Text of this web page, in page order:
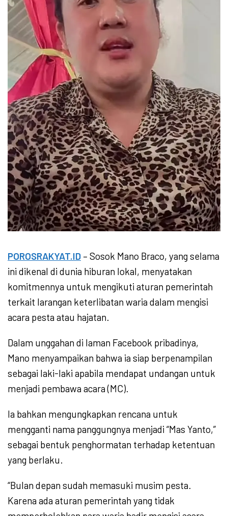
POROSRAKYAT.ID – Sosok Mano Braco, yang selama
ini dikenal di dunia hiburan lokal, menyatakan
komitmennya untuk mengikuti aturan pemerintah
terkait larangan keterlibatan waria dalam mengisi
acara pesta atau hajatan.
Dalam unggahan di laman Facebook pribadinya,
Mano menyampaikan bahwa ia siap berpenampilan
sebagai laki-laki apabila mendapat undangan untuk
menjadi pembawa acara (MC).
Ia bahkan mengungkapkan rencana untuk
mengganti nama panggungnya menjadi “Mas Yanto,”
sebagai bentuk penghormatan terhadap ketentuan
yang berlaku.
“Bulan depan sudah memasuki musim pesta.
Karena ada aturan pemerintah yang tidak